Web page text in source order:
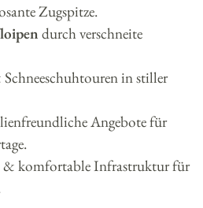
Zugspitze.
durch verschneite
in stiller
Angebote für
& komfortable Infrastruktur für